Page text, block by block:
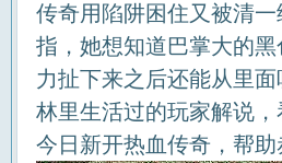
传奇用陷阱困住又被清
指，她想知道巴掌大的
力扯下来之后还能从里
林里生活过的玩家解说
今日新开热血传奇，帮